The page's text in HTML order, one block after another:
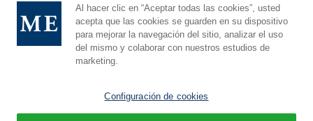
Aviso de prácticas de privacidad
Línea directa de cumplimiento
Denunciar maltrato
Preferencias de cookies
Al hacer clic en “Aceptar todas las cookies”, usted
acepta que las cookies se guarden en su dispositivo
para mejorar la navegación del sitio, analizar el uso
del mismo y colaborar con nuestros estudios de
marketing.
Configuración de cookies